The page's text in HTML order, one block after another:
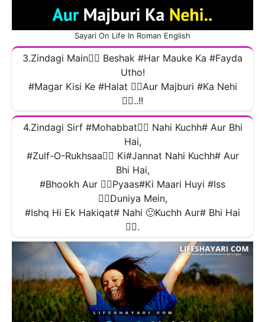
Sayari On Life In Roman English
3.Zindagi Main🧍‍♂️ Beshak #Har Mauke Ka #Fayda
Utho!
#Magar Kisi Ke #Halat 🙍‍♂️Aur Majburi #Ka Nehi
🧎‍♂️..!!
4.Zindagi Sirf #Mohabbat🧍‍♂️ Nahi Kuchh# Aur Bhi
Hai,
#Zulf-O-Rukhsaa🙍‍♂️ Ki#Jannat Nahi Kuchh# Aur
Bhi Hai,
#Bhookh Aur 🧍‍♂️Pyaas#Ki Maari Huyi #Iss
🙍‍♂️Duniya Mein,
#Ishq Hi Ek Hakiqat# Nahi 🙂Kuchh Aur# Bhi Hai
🧎‍♂️.